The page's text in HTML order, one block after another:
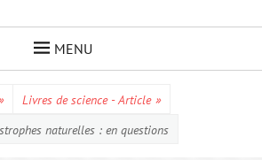
MENU
Livres de science - Article »
naturelles : en questions